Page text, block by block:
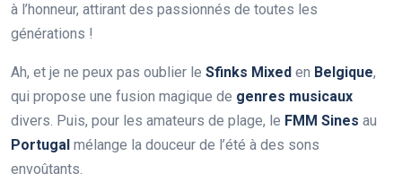
à l’honneur, attirant des passionnés de toutes les
générations !
Ah, et je ne peux pas oublier le Sfinks Mixed en Belgique,
qui propose une fusion magique de genres musicaux
divers. Puis, pour les amateurs de plage, le FMM Sines au
Portugal mélange la douceur de l’été à des sons
envoûtants.